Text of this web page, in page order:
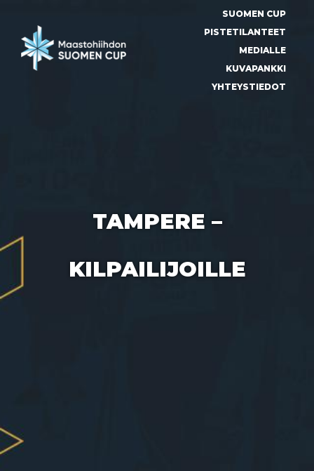
SUOMEN CUP
PISTETILANTEET
MEDIALLE
KUVAPANKKI
YHTEYSTIEDOT
TAMPERE –
KILPAILIJOILLE